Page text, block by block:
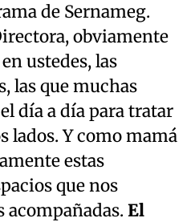
de Sernameg.
obviamente
ustedes, las
las que muchas
día a día para tratar
lados. Y como mamá
estas
que nos
El